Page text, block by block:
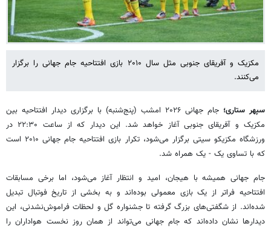
مکزیک و آفریقای جنوبی مثل سال ۲۰۱۰ بازی افتتاحیه جام جهانی را برگزار
می‌کنند.
سپهر ستاری؛
جام جهانی ۲۰۲۶ امشب (پنج‌شنبه) با برگزاری دیدار افتتاحیه بین
مکزیک و آفریقای جنوبی آغاز خواهد شد. این دیدار که از ساعت ۲۲:۳۰ در
ورزشگاه مکزیکو سیتی برگزار می‌شود، تکرار بازی افتتاحیه جام جهانی ۲۰۱۰ است
که با تساوی یک - یک همراه شد.
جام جهانی همیشه با هیجان، امید و انتظار آغاز می‌شود، اما برخی مسابقات
افتتاحیه فراتر از یک بازی معمولی بوده‌اند و به بخشی از تاریخ فوتبال تبدیل
شده‌اند. از شگفتی‌های بزرگ گرفته تا جشنواره گل و لحظات فراموش‌نشدنی، این
دیدارها نشان داده‌اند که جام جهانی می‌تواند از همان روز نخست هواداران را